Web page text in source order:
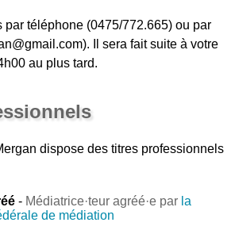
par téléphone (0475/772.665) ou par
Il sera fait suite à votre
au plus tard.
dispose des titres professionnels
- Médiatrice·teur agréé·e par la
de médiation